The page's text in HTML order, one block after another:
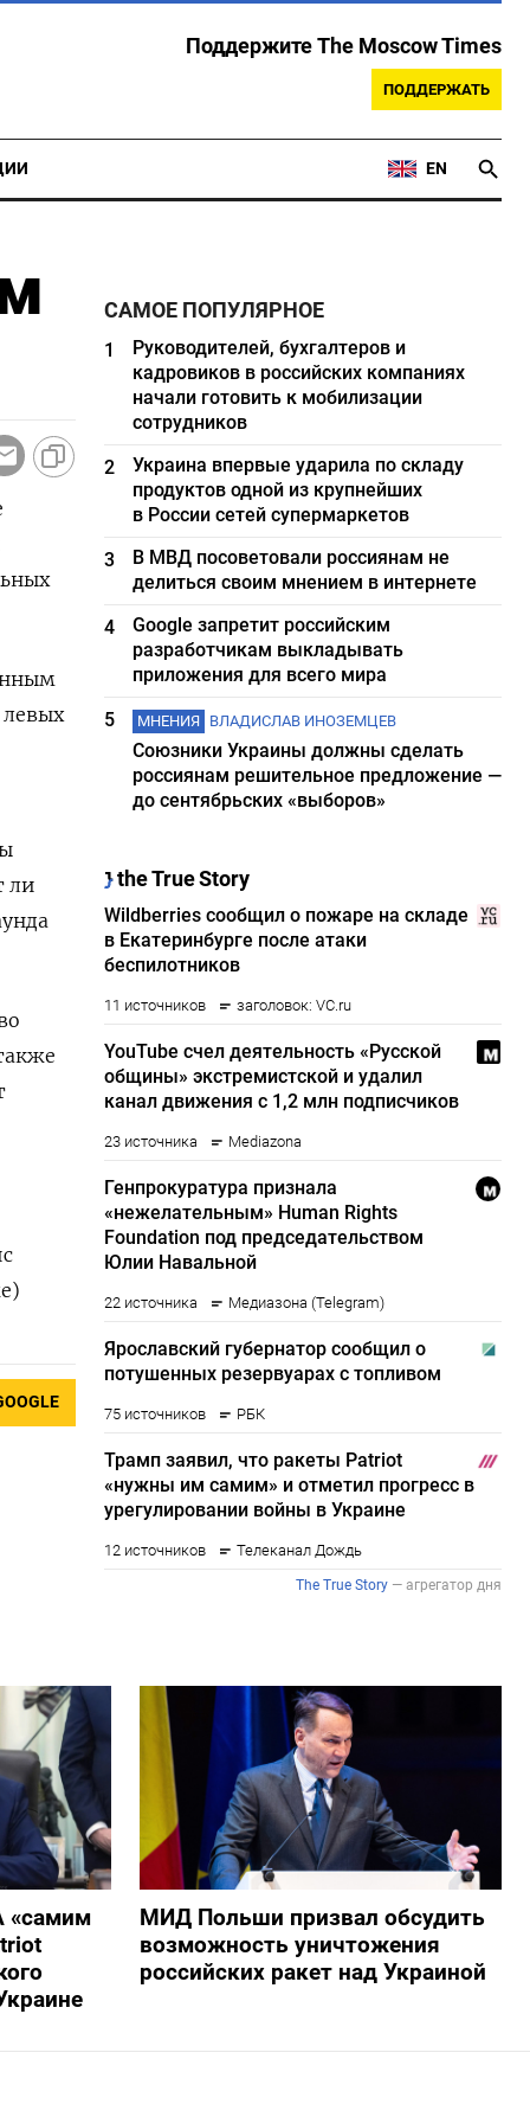
Поддержите The Moscow Times
ПОДДЕРЖАТЬ
EN
ли
САМОЕ ПОПУЛЯРНОЕ
1
Руководителей, бухгалтеров и
кадровиков в российских компаниях
начали готовить к мобилизации
сотрудников
2
Украина впервые ударила по складу
продуктов одной из крупнейших
в России сетей супермаркетов
3
В МВД посоветовали россиянам не
делиться своим мнением в интернете
4
Google запретит российским
разработчикам выкладывать
приложения для всего мира
5
МНЕНИЯ ВЛАДИСЛАВ ИНОЗЕМЦЕВ
Союзники Украины должны сделать
россиянам решительное предложение —
до сентябрьских «выборов»
«самим
МИД Польши призвал обсудить
возможность уничтожения
российских ракет над Украиной